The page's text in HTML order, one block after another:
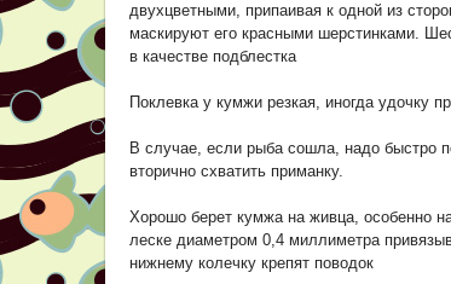
двухцветными, припаивая к одной из
маскируют его красными шерстинками.
в качестве подблестка
Поклевка у кумжи резкая, иногда удочку
В случае, если рыба сошла, надо быстро
вторично схватить приманку.
Хорошо берет кумжа на живца, особенно
леске диаметром 0,4 миллиметра
нижнему колечку крепят поводок